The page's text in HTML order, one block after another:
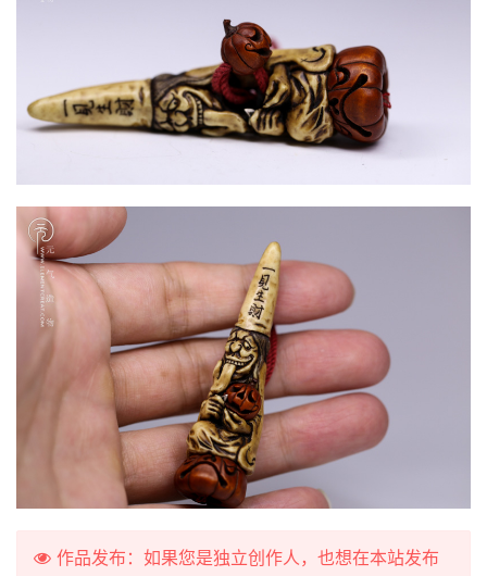
作品发布：如果您是独立创作人，也想在本站发布